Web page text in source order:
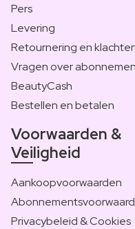
Pers
Levering
Retournering en
Vragen over
BeautyCash
Bestellen en betalen
Voorwaarden &
Veiligheid
Aankoopvoorwaarden
Privacybeleid & Cookies